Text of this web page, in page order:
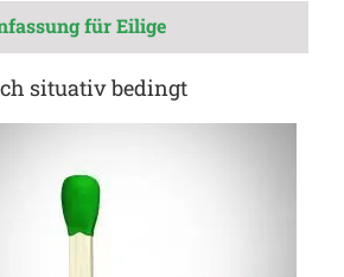
für Eilige
situativ bedingt